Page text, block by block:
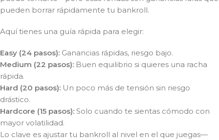
pueden borrar rápidamente tu bankroll.
Aquí tienes una guía rápida para elegir:
Easy (24 pasos): Ganancias rápidas, riesgo bajo.
Medium (22 pasos): Buen equilibrio si quieres una racha
rápida.
Hard (20 pasos): Un poco más de tensión sin riesgo
drástico.
Hardcore (15 pasos): Solo cuando te sientas cómodo con
mayor volatilidad.
Lo clave es ajustar tu bankroll al nivel en el que juegas—